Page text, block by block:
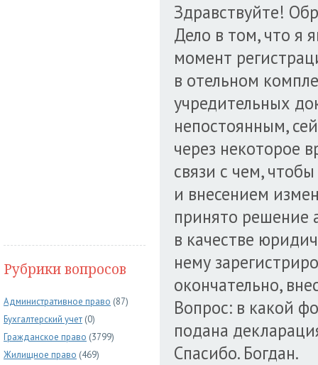
Рубрики вопросов
Административное право (87)
Бухгалтерский учет (0)
Гражданское право (3799)
Жилищное право (469)
Здравствуйте!
Дело в том, что я
момент
в отельном
учредительных
непостоянным,
через некоторое
связи с чем,
и внесением
принято решение
в качестве
нему
окончательно,
Вопрос: в какой
подана
Спасибо. Богдан.